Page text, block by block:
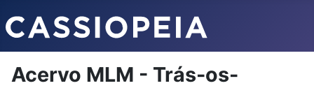
Acervo MLM - Trás-os-